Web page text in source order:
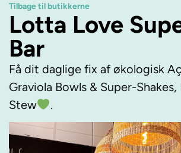
Tilbage til butikkerne
Lotta Love
Bar
Få dit daglige fix af økologisk
Graviola Bowls & Super-Shakes,
Stew
.